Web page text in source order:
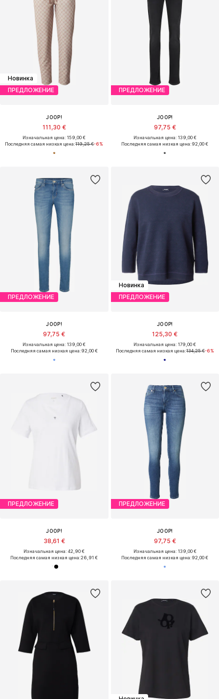
Новинка
ПРЕДЛОЖЕНИЕ
JOOP!
111,30 €
Изначальная цена: 159,00 €
Последняя самая низкая цена:119,25 €-6%
ПРЕДЛОЖЕНИЕ
JOOP!
97,75 €
Изначальная цена: 139,00 €
Последняя самая низкая цена:92,00 €
ПРЕДЛОЖЕНИЕ
JOOP!
97,75 €
Изначальная цена: 139,00 €
Последняя самая низкая цена:92,00 €
Новинка
ПРЕДЛОЖЕНИЕ
JOOP!
125,30 €
Изначальная цена: 179,00 €
Последняя самая низкая цена:134,25 €-6%
ПРЕДЛОЖЕНИЕ
JOOP!
38,61 €
Изначальная цена: 42,90 €
Последняя самая низкая цена:26,91 €
ПРЕДЛОЖЕНИЕ
JOOP!
97,75 €
Изначальная цена: 139,00 €
Последняя самая низкая цена:92,00 €